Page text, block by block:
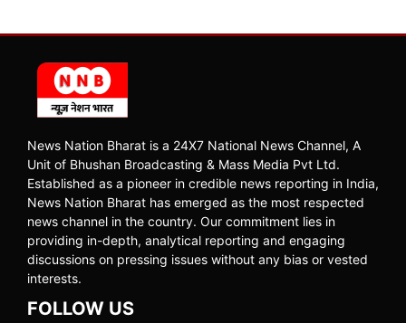
News Nation Bharat is a 24X7 National News Channel, A
Unit of Bhushan Broadcasting & Mass Media Pvt Ltd.
Established as a pioneer in credible news reporting in India,
News Nation Bharat has emerged as the most respected
news channel in the country. Our commitment lies in
providing in-depth, analytical reporting and engaging
discussions on pressing issues without any bias or vested
interests.
FOLLOW US